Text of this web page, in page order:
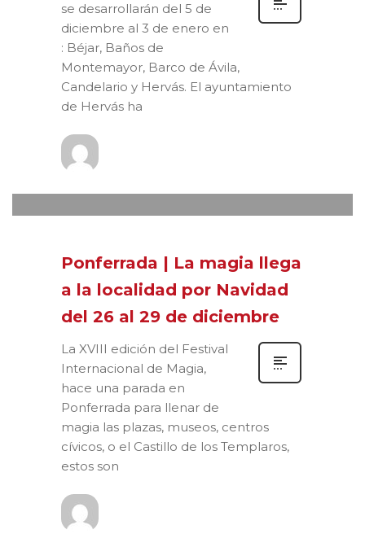
se desarrollarán del 5 de
diciembre al 3 de enero en
: Béjar, Baños de
Montemayor, Barco de Ávila,
Candelario y Hervás. El ayuntamiento
de Hervás ha
Ponferrada | La magia llega
a la localidad por Navidad
del 26 al 29 de diciembre
La XVIII edición del Festival
Internacional de Magia,
hace una parada en
Ponferrada para llenar de
magia las plazas, museos, centros
cívicos, o el Castillo de los Templaros,
estos son